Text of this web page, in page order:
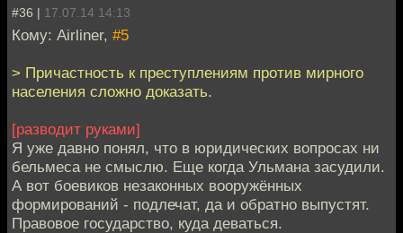
#36 | 17.07.14 14:13
Кому: Airliner, #5
> Причастность к преступлениям против мирного
населения сложно доказать.
[разводит руками]
Я уже давно понял, что в юридических вопросах ни
бельмеса не смыслю. Еще когда Ульмана засудили.
А вот боевиков незаконных вооружённых
формирований - подлечат, да и обратно выпустят.
Правовое государство, куда деваться.